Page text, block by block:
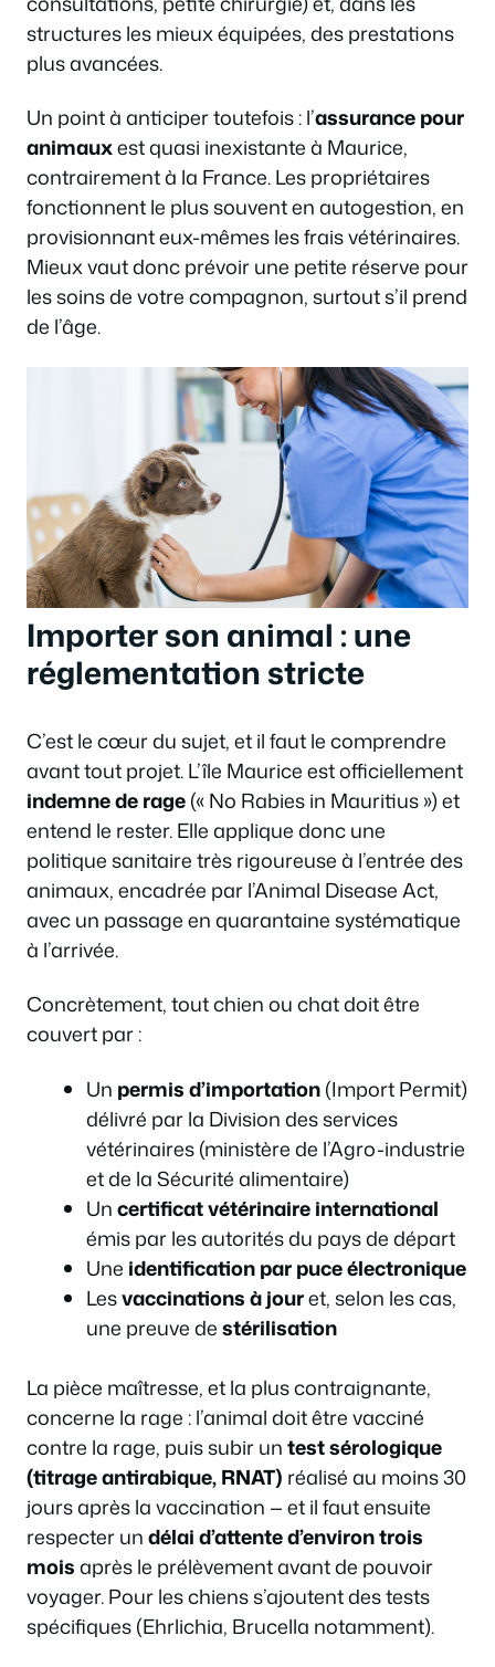
structures les mieux équipées, des prestations
plus avancées.
Un point à anticiper toutefois : l’assurance pour
animauxest quasi inexistante à Maurice,
contrairement à la France. Les propriétaires
fonctionnent le plus souvent en autogestion, en
provisionnant eux-mêmes les frais vétérinaires.
Mieux vaut donc prévoir une petite réserve pour
les soins de votre compagnon, surtout s’il prend
de l’âge.
Importer son animal : une
réglementation stricte
C’est le cœur du sujet, et il faut le comprendre
avant tout projet. L’île Maurice est officiellement
indemne de rage(« No Rabies in Mauritius ») et
entend le rester. Elle applique donc une
politique sanitaire très rigoureuse à l’entrée des
animaux, encadrée par l’Animal Disease Act,
avec un passage en quarantaine systématique
à l’arrivée.
Concrètement, tout chien ou chat doit être
couvert par :
Un permis d’importation(Import Permit)
délivré par la Division des services
vétérinaires (ministère de l’Agro-industrie
et de la Sécurité alimentaire)
Uncertificat vétérinaire international
émis par les autorités du pays de départ
Une identification par puce électronique
Lesvaccinations à jouret, selon les cas,
une preuve destérilisation
La pièce maîtresse, et la plus contraignante,
concerne la rage : l’animal doit être vacciné
contre la rage, puis subir untest sérologique
(titrage antirabique, RNAT) réalisé au moins 30
jours après la vaccination — et il faut ensuite
respecter undélai d’attente d’environ trois
moisaprès le prélèvement avant de pouvoir
voyager. Pour les chiens s’ajoutent des tests
spécifiques (Ehrlichia, Brucella notamment).